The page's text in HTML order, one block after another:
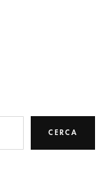
CERCA